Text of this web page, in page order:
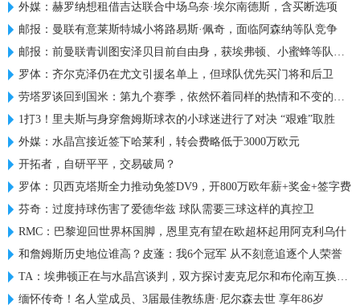
外媒：赫罗纳想租借吉达联合中场乌奈·埃尔南德斯，含买断选项
邮报：曼联有意莱斯特城小将路易斯·佩奇，面临阿森纳等队竞争
邮报：前曼联青训图安泽贝目前自由身，获埃弗顿、小蜜蜂等队关注
罗体：齐尔克泽仍在尤文引援名单上，但球队优先买门将和后卫
劳塔罗谈回到国米：第九个赛季，依然怀着同样的热情和不变的雄心
1打3！里夫斯与身穿詹姆斯球衣的小球迷进行了对决 “艰难”取胜
外媒：水晶宫接近签下哈莱利，转会费略低于3000万欧元
开拓者，自研平平，交易破局？
罗体：贝西克塔斯全力推动免签DV9，开800万欧年薪+奖金+签字费
芬奇：过度持球伤害了爱德华兹 球队需要三球这样的真控卫
RMC：巴黎迎回世界杯国脚，恩里克有望在欧超杯起用阿克利乌什
和詹姆斯历史地位谁高？皮蓬：我6个冠军 从不刻意追逐个人荣誉
TA：埃弗顿正在与水晶宫谈判，双方探讨麦克尼尔和布伦南互换交易
缅怀传奇！名人堂成员、3届最佳教练唐·尼尔森去世 享年86岁